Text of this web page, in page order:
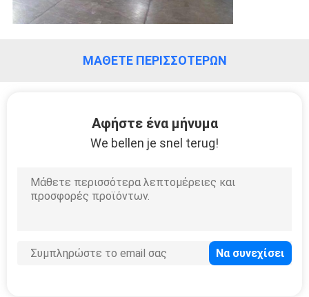
ΜΆΘΕΤΕ ΠΕΡΙΣΣΌΤΕΡΩΝ
Αφήστε ένα μήνυμα
We bellen je snel terug!